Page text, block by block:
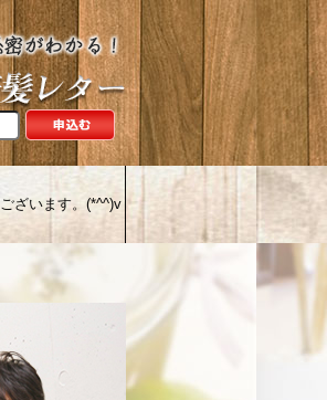
ざいます。(*^^)v